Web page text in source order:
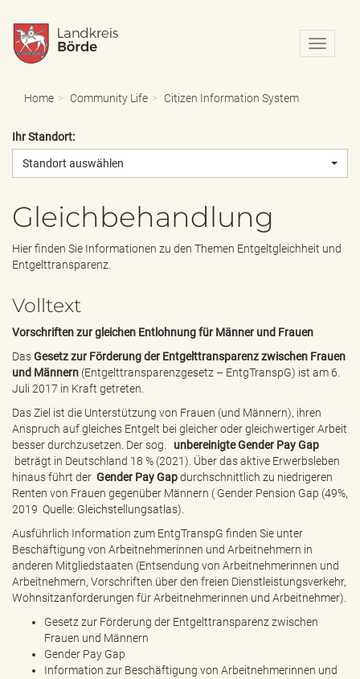
N
a
o
-
l
e
e
n
Home Community Life Citizen Information System
Ihr Standort:
Standort auswählen
Gleichbehandlung
Hier finden Sie Informationen zu den Themen Entgeltgleichheit und
Entgelttransparenz.
Volltext
Vorschriften zur gleichen Entlohnung für Männer und Frauen
DasGesetz zur Förderung der Entgelttransparenz zwischen Frauen
und Männern (Entgelttransparenzgesetz – EntgTranspG) ist am 6.
Juli 2017 in Kraft getreten.
Das Ziel ist die Unterstützung von Frauen (und Männern), ihren
Anspruch auf gleiches Entgelt bei gleicher oder gleichwertiger Arbeit
besser durchzusetzen. Der sog.
unbereinigte Gender Pay Gap
beträgt in Deutschland 18 % (2021). Über das aktive Erwerbsleben
hinaus führt der Gender Pay Gapdurchschnittlich zu niedrigeren
Renten von Frauen gegenüber Männern ( Gender Pension Gap (49%,
2019 Quelle: Gleichstellungsatlas).
Ausführlich Information zum EntgTranspG finden Sie unter
Beschäftigung von Arbeitnehmerinnen und Arbeitnehmern in
anderen Mitgliedstaaten (Entsendung von Arbeitnehmerinnen und
Arbeitnehmern, Vorschriften über den freien Dienstleistungsverkehr,
Wohnsitzanforderungen für Arbeitnehmerinnen und Arbeitnehmer).
Gesetz zur Förderung der Entgelttransparenz zwischen
Frauen und Männern
Gender Pay Gap
Information zur Beschäftigung von Arbeitnehmerinnen und